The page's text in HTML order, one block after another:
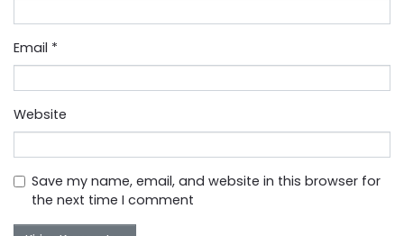
Email *
Website
Save my name, email, and website in this browser for
the next time I comment